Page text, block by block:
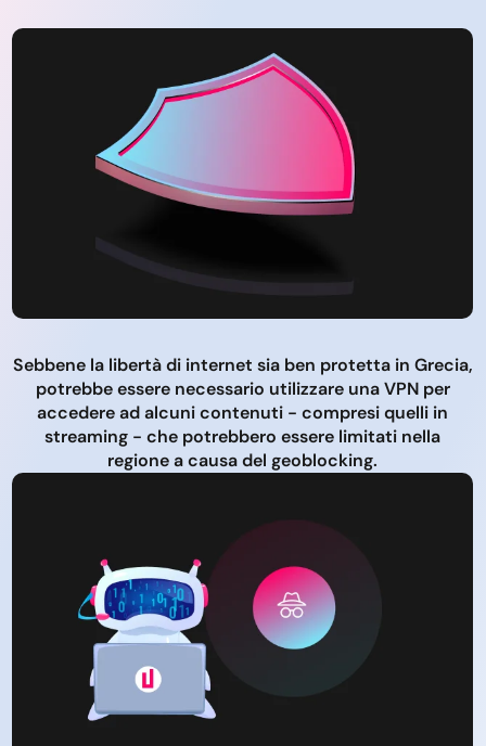
Sebbene la libertà di internet sia ben protetta in Grecia,
potrebbe essere necessario utilizzare una VPN per
accedere ad alcuni contenuti - compresi quelli in
streaming - che potrebbero essere limitati nella
regione a causa del geoblocking.